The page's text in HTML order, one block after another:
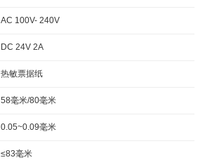
AC 100V- 240V
DC 24V 2A
热敏票据纸
58毫米/80毫米
0.05~0.09毫米
≤83毫米